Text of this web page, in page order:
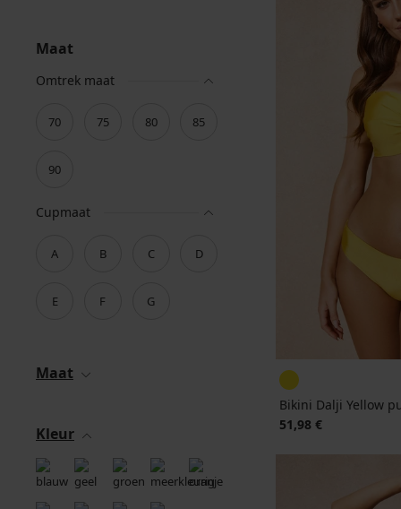
Maat
Omtrek maat
70 75 80 85
90
Cupmaat
A B C D
E F G
Maat
Kleur
Bikini Dalji Yellow
51,98 €